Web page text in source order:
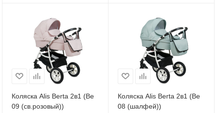
Коляска Alis Berta 2в1 (Be
09 (св.розовый))
Коляска Alis Berta 2в1 (Be
08 (шалфей))